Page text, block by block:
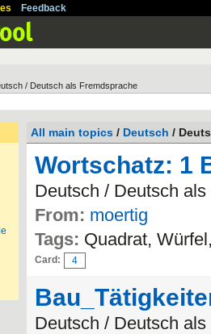
Feedback
/ Deutsch als Fremdsprache
All main topics / Deutsch /
Wortschatz: 1
Deutsch / Deutsch
From: moertig
Tags: Quadrat,
Card: 4
Deutsch / Deutsch